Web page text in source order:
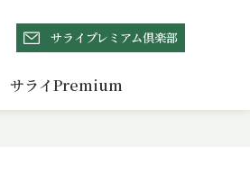
サライプレミアム倶楽部
サライPremium